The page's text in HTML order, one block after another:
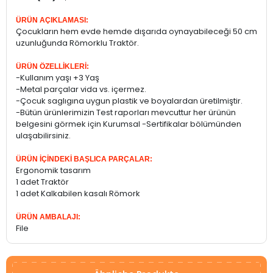
ÜRÜN AÇIKLAMASI:
Çocukların hem evde hemde dışarıda oynayabileceği 50 cm
uzunluğunda Römorklu Traktör.
ÜRÜN ÖZELLİKLERİ:
-Kullanım yaşı +3 Yaş
-Metal parçalar vida vs. içermez.
-Çocuk saglıgına uygun plastik ve boyalardan üretilmiştir.
-Bütün ürünlerimizin Test raporları mevcuttur her ürünün
belgesini görmek için Kurumsal -Sertifikalar bölümünden
ulaşabilirsiniz.
ÜRÜN İÇİNDEKİ BAŞLICA PARÇALAR:
Ergonomik tasarım
1 adet Traktör
1 adet Kalkabilen kasalı Römork
ÜRÜN AMBALAJI:
File